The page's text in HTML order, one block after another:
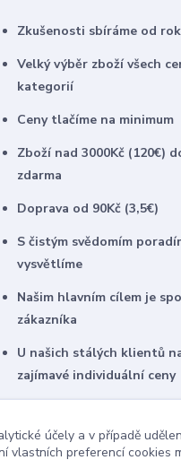
Zkušenosti sbíráme od
Velký výběr zboží všech
kategorií
Ceny tlačíme na minimum
Zboží nad 3000Kč (120€)
zdarma
Doprava od 90Kč (3,5€)
S čistým svědomím
vysvětlíme
Našim hlavním cílem je
zákazníka
U našich stálých klientů
zajímavé individuální ceny
účely a v případě
vlastních preferencí cookies